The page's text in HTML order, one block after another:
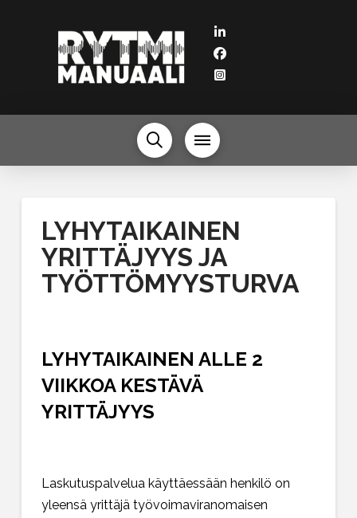
LYHYTAIKAINEN
YRITTÄJYYS JA
TYÖTTÖMYYSTURVA
LYHYTAIKAINEN ALLE 2
VIIKKOA KESTÄVÄ
YRITTÄJYYS
Laskutuspalvelua käyttäessään henkilö on
yleensä yrittäjä työvoimaviranomaisen